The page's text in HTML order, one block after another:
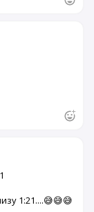
1:21....😅😅😅